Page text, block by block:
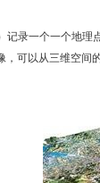
记录一个一个地理
，可以从三维空间